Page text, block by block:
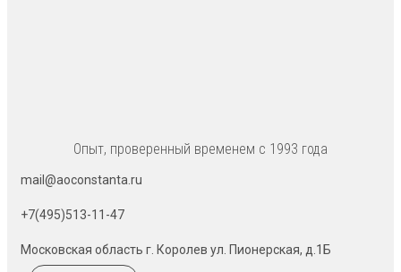
Опыт, проверенный временем с 1993 года
mail@aoconstanta.ru
+7(495)513-11-47
Московская область г. Королев ул. Пионерская, д.1Б